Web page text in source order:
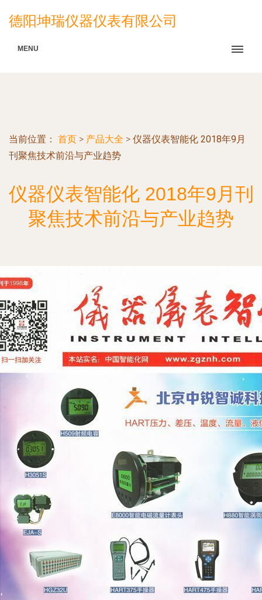
德阳坤瑞仪器仪表有限公司
MENU
当前位置： 首页 > 产品大全 > 仪器仪表智能化 2018年9月
刊聚焦技术前沿与产业趋势
仪器仪表智能化 2018年9月刊
聚焦技术前沿与产业趋势